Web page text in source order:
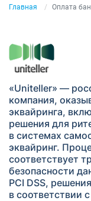
Главная Оплата
«Uniteller» —
компания,
эквайринга,
решения для
в системах
эквайринг.
соответствует
безопасности
PCI DSS,
в соответствии